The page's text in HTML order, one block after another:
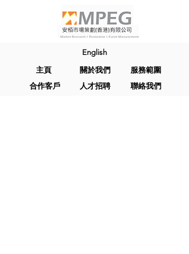
English
主頁
合作客戶
關於我們
人才招聘
服務範圍
聯絡我們